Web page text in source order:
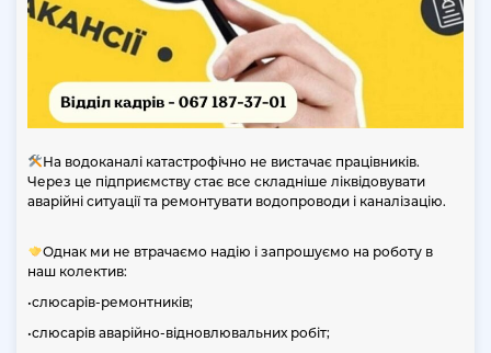
ПРО НАС
Фотогалерея
Структура
ТАРИФИ ТА ПОСУГИ
Норми споживання
Централізоване водопостачання та централізоване
водовідведення
Гаряча вода:
На водоканалі катастрофічно не вистачає працівників.
Через це підприємству стає все складніше ліквідовувати
аварійні ситуації та ремонтувати водопроводи і каналізацію.
Однак ми не втрачаємо надію і запрошуємо на роботу в
наш колектив:
•слюсарів-ремонтників;
•слюсарів аварійно-відновлювальних робіт;